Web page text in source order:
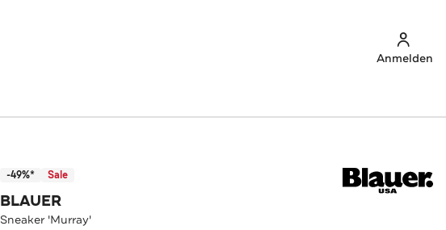
Anmelden
-49%* Sale
BLAUER
Sneaker 'Murray'